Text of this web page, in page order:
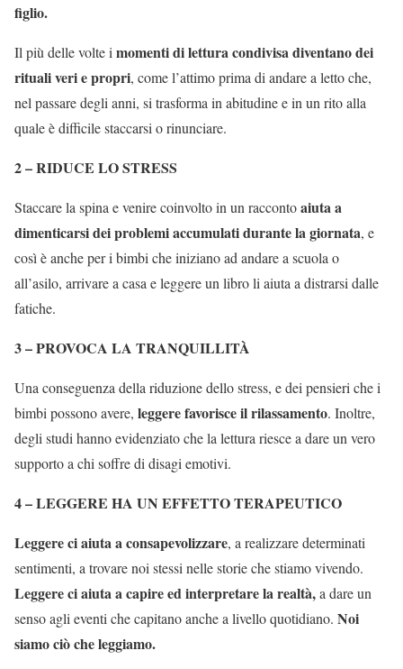
figlio.
Il più delle volte i momenti di lettura condivisa diventano dei
rituali veri e propri, come l’attimo prima di andare a letto che,
nel passare degli anni, si trasforma in abitudine e in un rito alla
quale è difficile staccarsi o rinunciare.
2 – RIDUCE LO STRESS
Staccare la spina e venire coinvolto in un raccontoaiuta a
dimenticarsi dei problemi accumulati durante la giornata, e
così è anche per i bimbi che iniziano ad andare a scuola o
all’asilo, arrivare a casa e leggere un libro li aiuta a distrarsi dalle
fatiche.
3 – PROVOCA LA TRANQUILLITÀ
Una conseguenza della riduzione dello stress, e dei pensieri che i
bimbi possono avere, leggere favorisce il rilassamento. Inoltre,
degli studi hanno evidenziato che la lettura riesce a dare un vero
supporto a chi soffre di disagi emotivi.
4 – LEGGERE HA UN EFFETTO TERAPEUTICO
Leggere ci aiuta a consapevolizzare, a realizzare determinati
sentimenti, a trovare noi stessi nelle storie che stiamo vivendo.
Leggere ci aiuta a capire ed interpretare la realtà,a dare un
senso agli eventi che capitano anche a livello quotidiano. Noi
siamo ciò che leggiamo.